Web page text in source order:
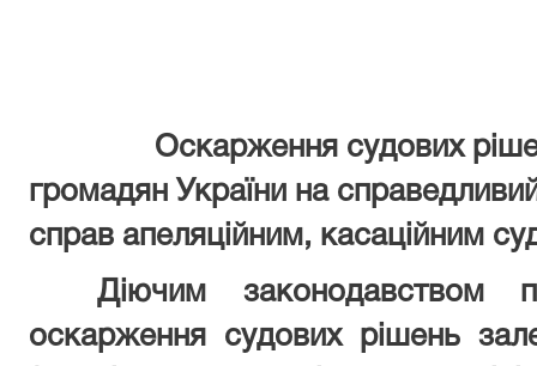
Оскарження судових
громадян України на
справ апеляційним, касаційним
Діючим законодавством
оскарження судових рішень